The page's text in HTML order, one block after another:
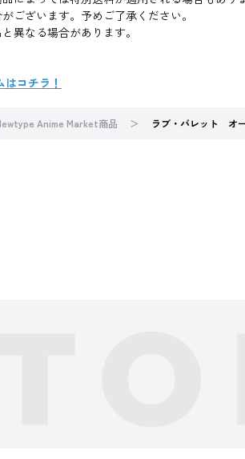
ございます。予めご了承ください。
異なる場合があります。
コチラ！
Anime Market商品 ラブ・バレット オ